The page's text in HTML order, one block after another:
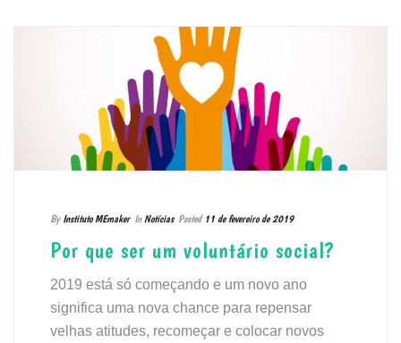
By Instituto MEmaker In Notícias Posted 11 de fevereiro de 2019
Por que ser um voluntário social?
2019 está só começando e um novo ano
significa uma nova chance para repensar
velhas atitudes, recomeçar e colocar novos